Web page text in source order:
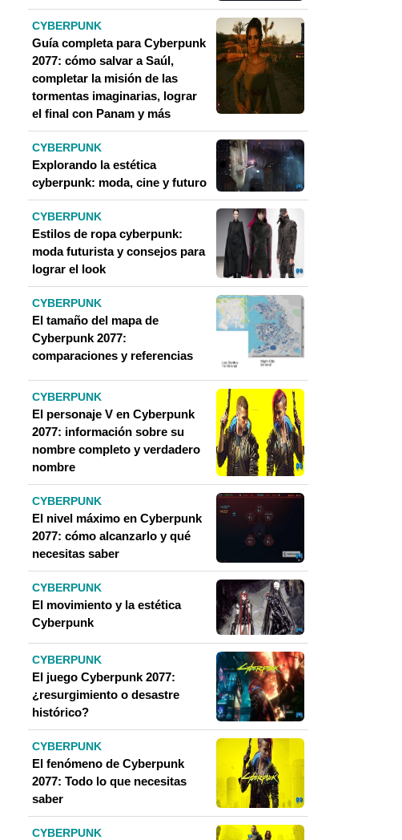
CYBERPUNK
Guía completa para Cyberpunk
2077: cómo salvar a Saúl,
completar la misión de las
tormentas imaginarias, lograr
el final con Panam y más
CYBERPUNK
Explorando la estética
cyberpunk: moda, cine y futuro
CYBERPUNK
Estilos de ropa cyberpunk:
moda futurista y consejos para
lograr el look
CYBERPUNK
El tamaño del mapa de
Cyberpunk 2077:
comparaciones y referencias
CYBERPUNK
El personaje V en Cyberpunk
2077: información sobre su
nombre completo y verdadero
nombre
CYBERPUNK
El nivel máximo en Cyberpunk
2077: cómo alcanzarlo y qué
necesitas saber
CYBERPUNK
El movimiento y la estética
Cyberpunk
CYBERPUNK
El juego Cyberpunk 2077:
¿resurgimiento o desastre
histórico?
CYBERPUNK
El fenómeno de Cyberpunk
2077: Todo lo que necesitas
saber
CYBERPUNK